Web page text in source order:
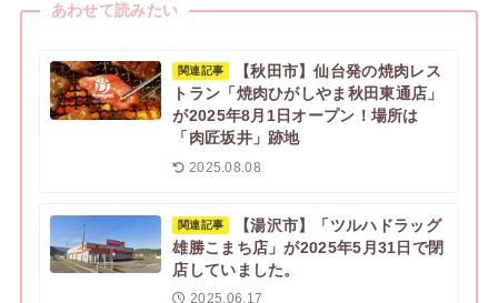
あわせて読みたい
関連記事
【秋田市】仙台発の焼肉レス
トラン「焼肉ひがしやま秋田東通店」
が2025年8月1日オープン！場所は
「肉匠坂井」跡地
2025.08.08
関連記事
【湯沢市】「ツルハドラッグ
雄勝こまち店」が2025年5月31日で閉
店していました。
2025.06.17